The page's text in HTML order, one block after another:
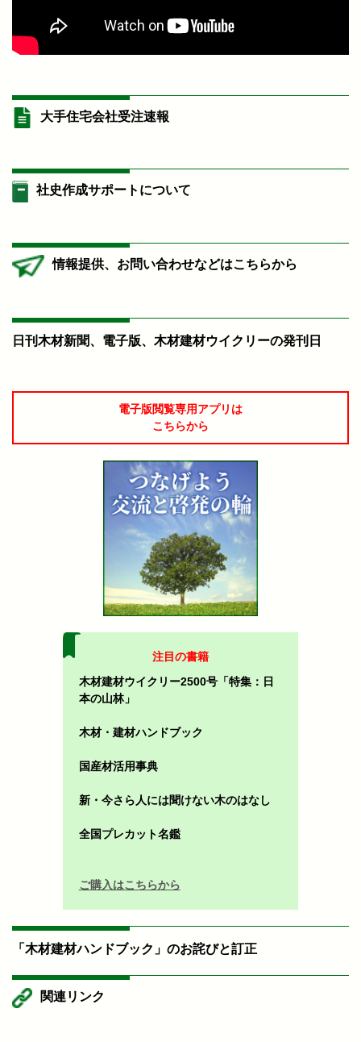
大手住宅会社受注速報
社史作成サポートについて
情報提供、お問い合わせなどはこちらから
日刊木材新聞、電子版、木材建材ウイクリーの発刊日
電子版閲覧専用アプリは
こちらから
注目の書籍
木材建材ウイクリー2500号「特集：日
本の山林」
木材・建材ハンドブック
国産材活用事典
新・今さら人には聞けない木のはなし
全国プレカット名鑑
ご購入はこちらから
「木材建材ハンドブック」のお詫びと訂正
関連リンク